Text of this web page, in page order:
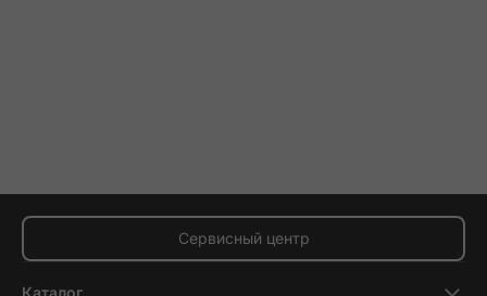
Сервисный центр
Каталог